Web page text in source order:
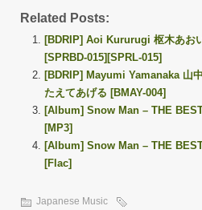
Related Posts:
[BDRIP] Aoi Kururugi 枢木あお
[SPRBD-015][SPRL-015]
[BDRIP] Mayumi Yamanaka 山
たえてあげる [BMAY-004]
[Album] Snow Man – THE
[MP3]
[Album] Snow Man – THE
[Flac]
Japanese Music